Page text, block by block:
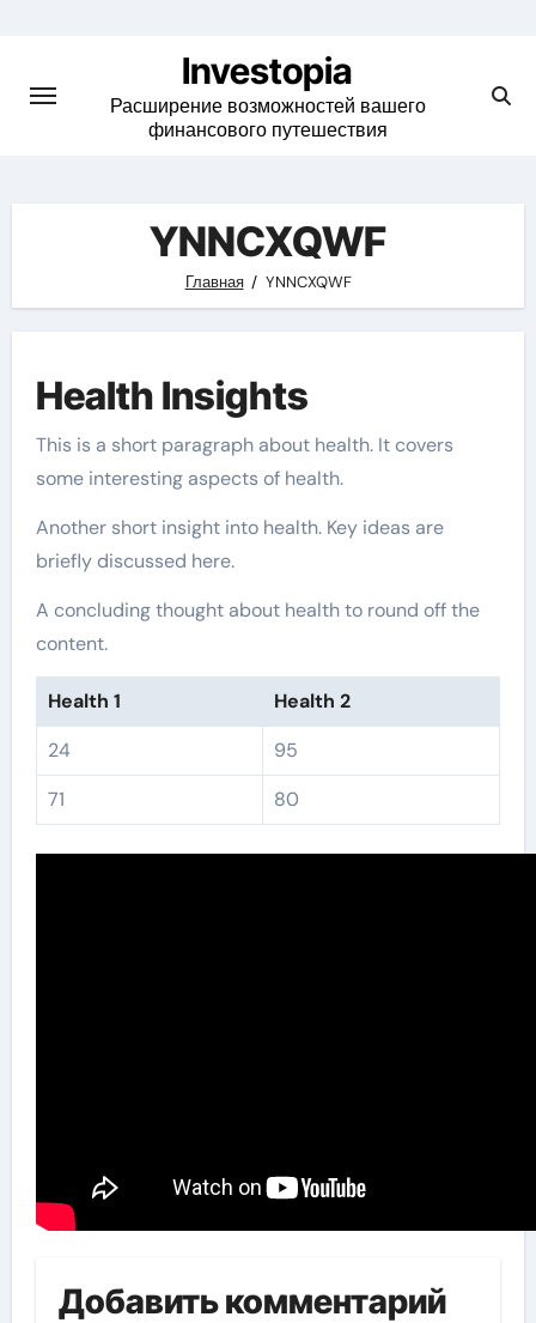
content
Investopia
Расширение возможностей вашего
финансового путешествия
YNNCXQWF
Главная YNNCXQWF
Health Insights
This is a short paragraph about health. It covers
some interesting aspects of health.
Another short insight into health. Key ideas are
briefly discussed here.
A concluding thought about health to round off the
content.
Health 1
Health 2
24
95
71
80
Добавить комментарий